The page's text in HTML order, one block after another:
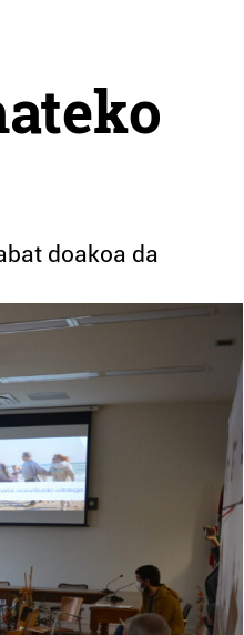
doakoa da